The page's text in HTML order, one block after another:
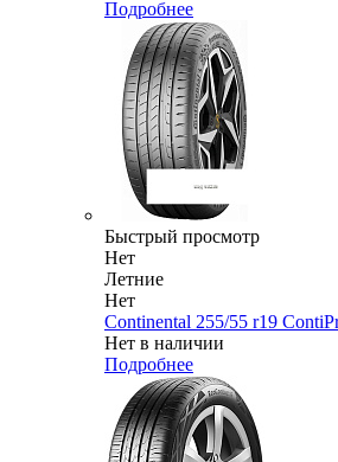
Подробнее
Быстрый просмотр
Нет
Летние
Нет
Continental 255/55 r19
Нет в наличии
Подробнее